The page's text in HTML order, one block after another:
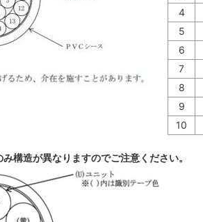
4
5
6
7
8
9
10
構造が異なりますのでご注意ください。